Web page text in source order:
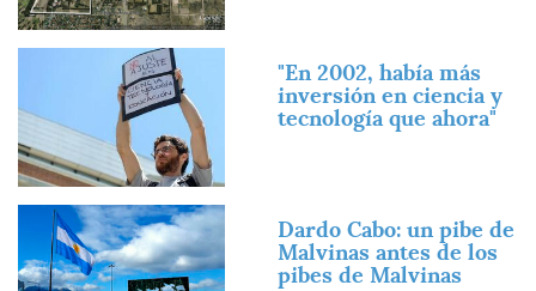
"En 2002, había más
inversión en ciencia y
tecnología que ahora"
Imagen
Dardo Cabo: un pibe de
Malvinas antes de los
pibes de Malvinas